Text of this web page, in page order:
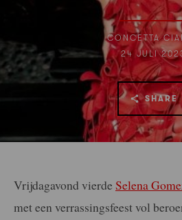
CONCETTA
24 JULI
SHARE
Vrijdagavond vierde Selena
met een verrassingsfeest vol